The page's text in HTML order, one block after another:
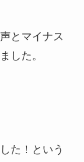
とマイナス
した。
た！という